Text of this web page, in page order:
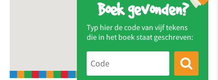
Boek gevonden?
Typ hier de code van vijf tekens
die in het boek staat geschreven: